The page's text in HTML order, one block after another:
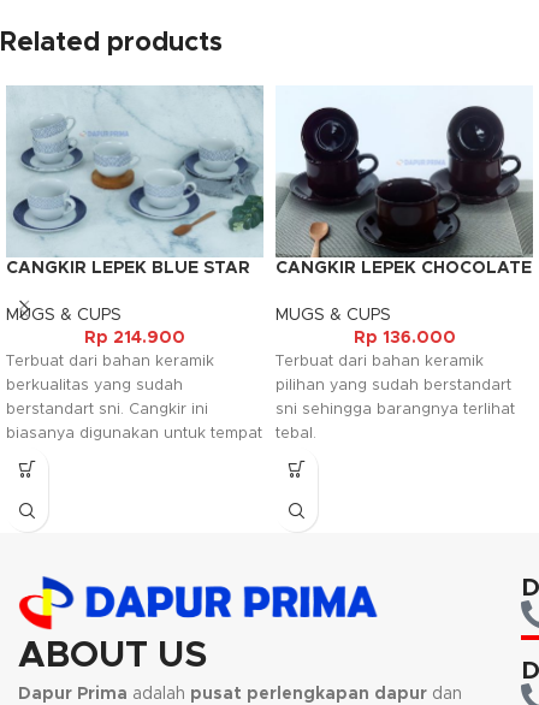
Related products
CANGKIR LEPEK BLUE STAR
MUGS & CUPS
Rp 214.900
Terbuat dari bahan keramik
berkualitas yang sudah
berstandart sni. Cangkir ini
biasanya digunakan untuk tempat
minuman seperti teh, kopi, susu
maupun minuman lainnya.
Bahannya yang tebal membuat
barangnya sehingga terlihat
elegant dan mewah.
CANGKIR LEPEK CHOCOLATE
MUGS & CUPS
Rp 136.000
Terbuat dari bahan keramik
pilihan yang sudah berstandart
sni sehingga barangnya terlihat
tebal.
ABOUT US
Dapur Prima adalah pusat perlengkapan dapur dan